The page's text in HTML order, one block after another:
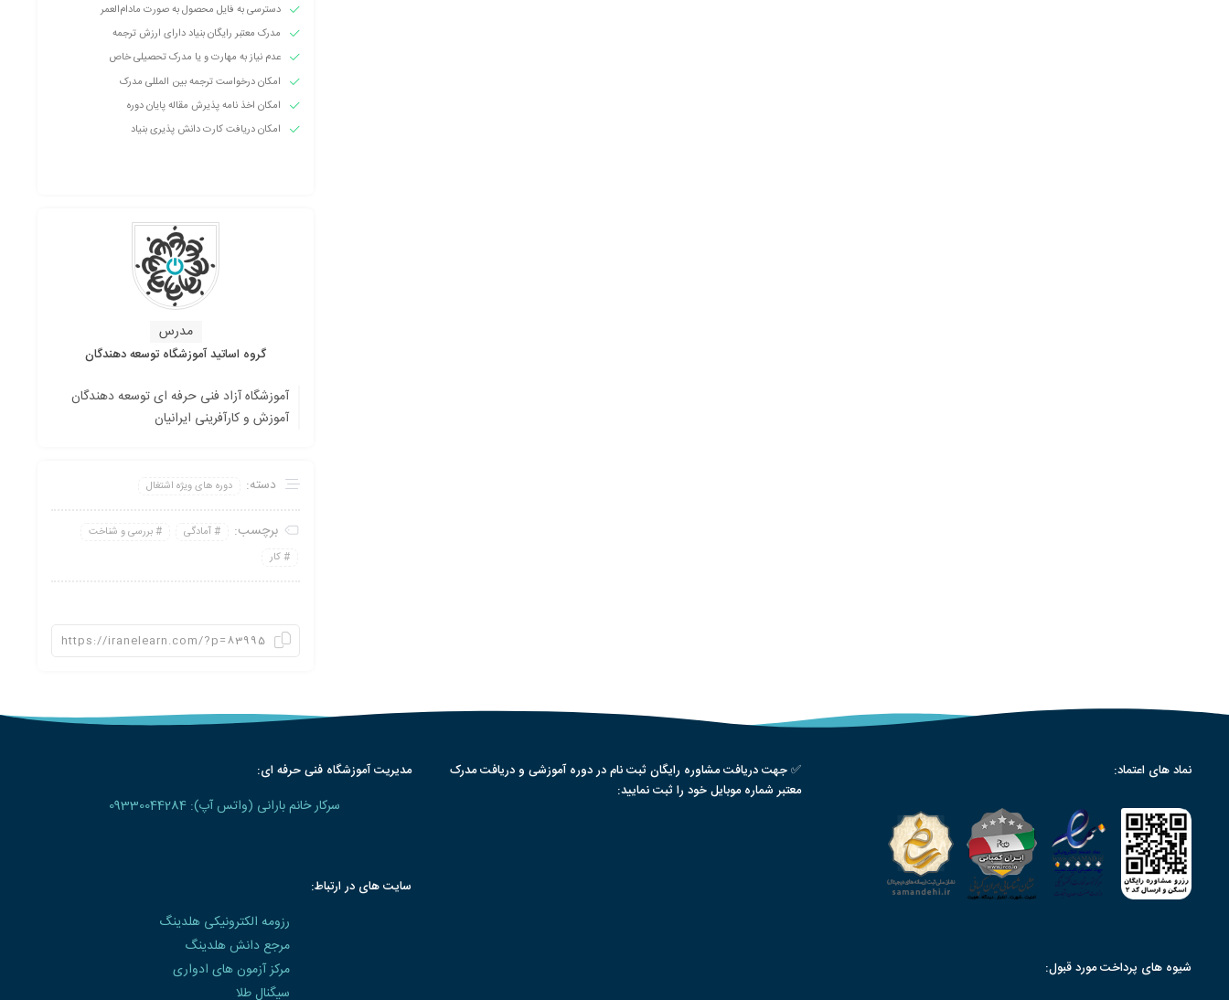
دسترسی به فایل محصول به صورت مادام‌العمر
مدرک معتبر رایگان بنیاد دارای ارزش ترجمه
عدم نیاز به مهارت و یا مدرک تحصیلی خاص
امکان درخواست ترجمه بین المللی مدرک
امکان اخذ نامه پذیرش مقاله پایان دوره
امکان دریافت کارت دانش پذیری بنیاد
مدرس
گروه اساتید آموزشگاه توسعه دهندگان
آموزشگاه آزاد فنی حرفه ای توسعه دهندگان
آموزش و کارآفرینی ایرانیان
دسته: دوره های ویژه اشتغال
برچسب: آمادگی
بررسی و شناخت
کار
نماد های اعتماد:
شیوه های پرداخت مورد قبول:
✅ جهت دریافت مشاوره رایگان ثبت نام در دوره آموزشی و دریافت مدرک
معتبر شماره موبایل خود را ثبت نمایید:
مدیریت آموزشگاه فنی حرفه ای:
سرکار خانم بارانی (واتس آپ): 09330044284
سایت های در ارتباط:
رزومه الکترونیکی هلدینگ
مرجع دانش هلدینگ
مرکز آزمون های ادواری
سیگنال طلا